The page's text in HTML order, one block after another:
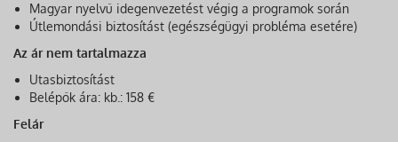
Magyar nyelvű idegenvezetést végig a programok során
Útlemondási biztosítást (egészségügyi probléma esetére)
Az ár nem tartalmazza
Utasbiztosítást
Belépők ára: kb.: 158 €
Felár